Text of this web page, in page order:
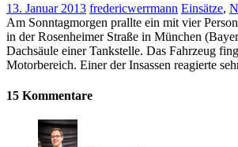
13. Januar 2013 fredericwerrmann Einsätze,
Am Sonntagmorgen prallte ein mit vier
in der Rosenheimer Straße in München
Dachsäule einer Tankstelle. Das Fahrzeug
Motorbereich. Einer der Insassen reagierte
15 Kommentare